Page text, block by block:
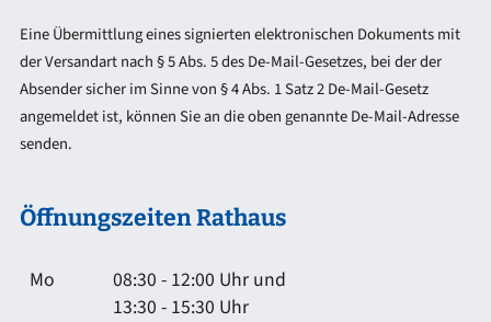
Eine Übermittlung eines signierten elektronischen Dokuments mit
der Versandart nach § 5 Abs. 5 des De-Mail-Gesetzes, bei der der
Absender sicher im Sinne von § 4 Abs. 1 Satz 2 De-Mail-Gesetz
angemeldet ist, können Sie an die oben genannte De-Mail-Adresse
senden.
Öffnungszeiten Rathaus
Mo
08:30 - 12:00 Uhr und
13:30 - 15:30 Uhr